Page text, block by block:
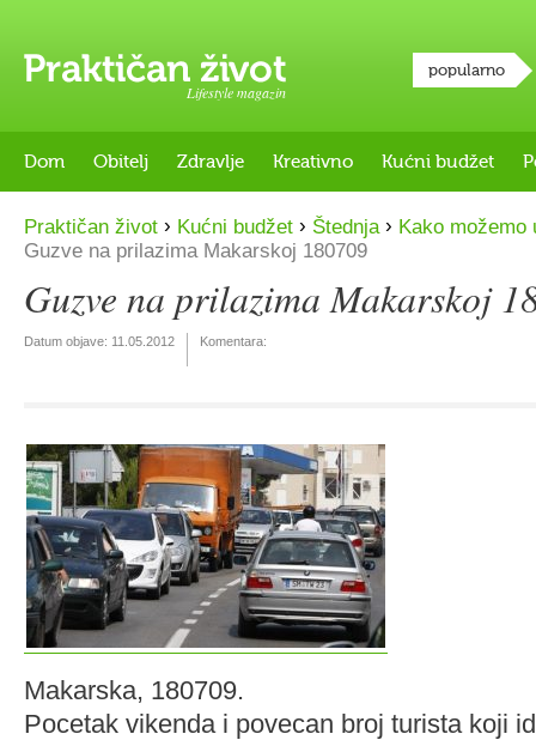
Lifestyle magazin
popularno
Dom Obitelj Zdravlje Kreativno Kućni budžet
Praktičan život › Kućni budžet › Štednja › Kako možemo
Guzve na prilazima Makarskoj 180709
Guzve na prilazima Makarskoj
Datum objave: 11.05.2012 Komentara:
Makarska, 180709.
Pocetak vikenda i povecan broj turista koji